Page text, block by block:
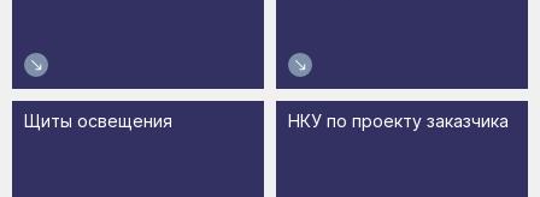
Щиты освещения НКУ по проекту заказчика